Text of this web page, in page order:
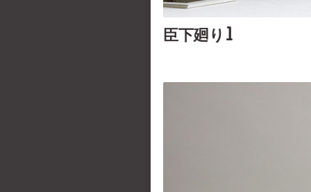
臣下廻り1